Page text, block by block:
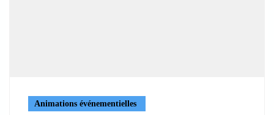
Animations événementielles